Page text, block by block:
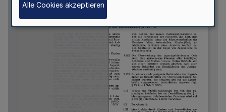
Alle Cookies akzeptieren